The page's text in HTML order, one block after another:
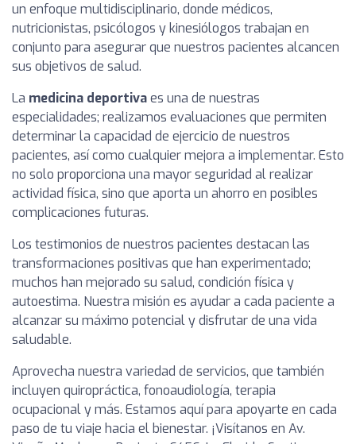
un enfoque multidisciplinario, donde médicos,
nutricionistas, psicólogos y kinesiólogos trabajan en
conjunto para asegurar que nuestros pacientes alcancen
sus objetivos de salud.
La medicina deportivaes una de nuestras
especialidades; realizamos evaluaciones que permiten
determinar la capacidad de ejercicio de nuestros
pacientes, así como cualquier mejora a implementar. Esto
no solo proporciona una mayor seguridad al realizar
actividad física, sino que aporta un ahorro en posibles
complicaciones futuras.
Los testimonios de nuestros pacientes destacan las
transformaciones positivas que han experimentado;
muchos han mejorado su salud, condición física y
autoestima. Nuestra misión es ayudar a cada paciente a
alcanzar su máximo potencial y disfrutar de una vida
saludable.
Aprovecha nuestra variedad de servicios, que también
incluyen quiropráctica, fonoaudiología, terapia
ocupacional y más. Estamos aquí para apoyarte en cada
paso de tu viaje hacia el bienestar. ¡Visítanos en Av.